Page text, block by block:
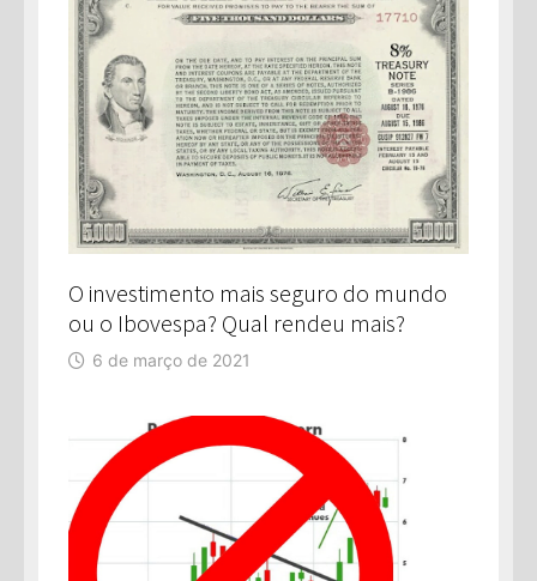
O investimento mais seguro do mundo
ou o Ibovespa? Qual rendeu mais?
6 de março de 2021